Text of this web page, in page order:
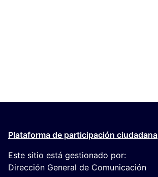
Plataforma de participación ciudadana
Este sitio está gestionado por:
Dirección General de Comunicación